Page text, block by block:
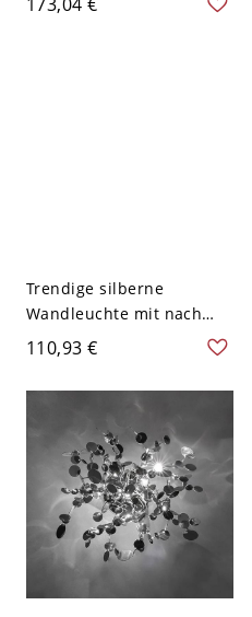
geometrische Leuchte,
Trendige silberne
Wandleuchte mit nach
unten gerichtetem
rostfarbenem Schirm, fest
verdrahtet, abgedeckte
Leuchte, 110V-120V,
110,93 €